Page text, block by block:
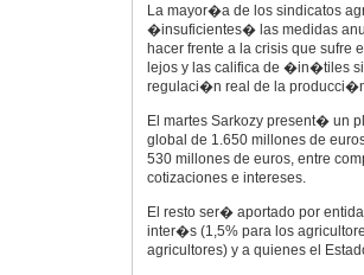
La mayor�a de los sindicatos
�insuficientes� las medidas
hacer frente a la crisis que
lejos y las califica de �in�tiles
regulaci�n real de la
El martes Sarkozy present� un
global de 1.650 millones de
530 millones de euros, entre
cotizaciones e intereses.
El resto ser� aportado por
inter�s (1,5% para los
agricultores) y a quienes el